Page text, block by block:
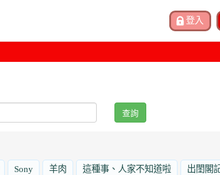
查詢
Sony 羊肉 這種事、人家不知道啦 出閨閣